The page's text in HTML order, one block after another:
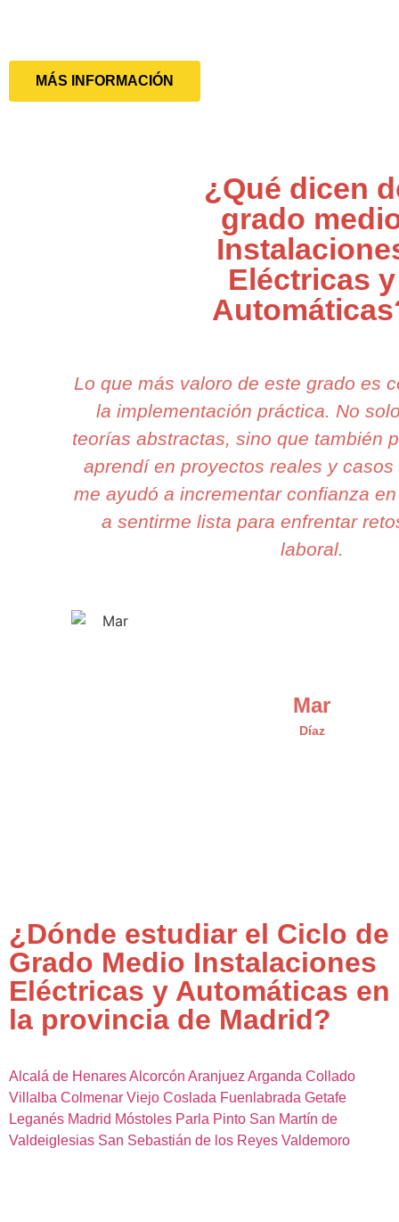
MÁS INFORMACIÓN
¿Qué dicen
grado
Eléctricas y
Lo que más valoro de este grado es
la implementación práctica. No
teorías abstractas, sino que también
aprendí en proyectos reales y
me ayudó a incrementar confianza
a sentirme lista para enfrentar
laboral.
Mar
Díaz
¿Dónde estudiar el Ciclo de
Grado Medio Instalaciones
Eléctricas y Automáticas en
la provincia de Madrid?
Alcalá de HenaresAlcorcón AranjuezArganda Collado
Villalba Colmenar Viejo Coslada Fuenlabrada Getafe
Leganés Madrid Móstoles Parla Pinto San Martín de
Valdeiglesias San Sebastián de los Reyes Valdemoro